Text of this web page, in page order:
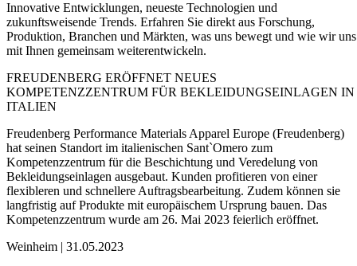
Innovative Entwicklungen, neueste Technologien und
zukunftsweisende Trends. Erfahren Sie direkt aus Forschung,
Produktion, Branchen und Märkten, was uns bewegt und wie wir uns
mit Ihnen gemeinsam weiterentwickeln.
FREUDENBERG ERÖFFNET NEUES
KOMPETENZZENTRUM FÜR BEKLEIDUNGSEINLAGEN IN
ITALIEN
Freudenberg Performance Materials Apparel Europe (Freudenberg)
hat seinen Standort im italienischen Sant`Omero zum
Kompetenzzentrum für die Beschichtung und Veredelung von
Bekleidungseinlagen ausgebaut. Kunden profitieren von einer
flexibleren und schnellere Auftragsbearbeitung. Zudem können sie
langfristig auf Produkte mit europäischem Ursprung bauen. Das
Kompetenzzentrum wurde am 26. Mai 2023 feierlich eröffnet.
Weinheim | 31.05.2023